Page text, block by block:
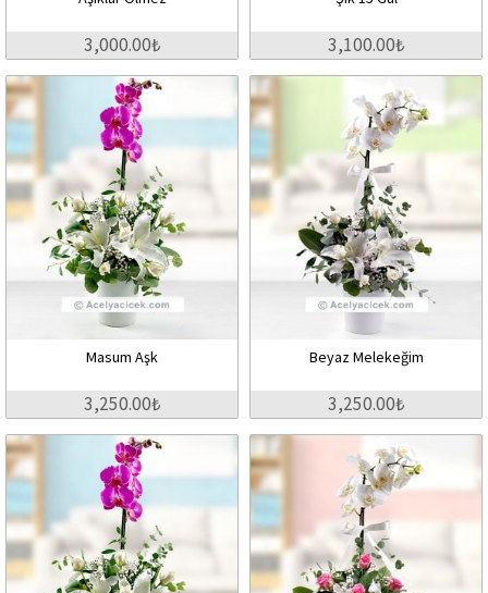
3,000.00₺ 3,100.00₺
Masum Aşk
3,250.00₺
Beyaz Melekeğim
3,250.00₺